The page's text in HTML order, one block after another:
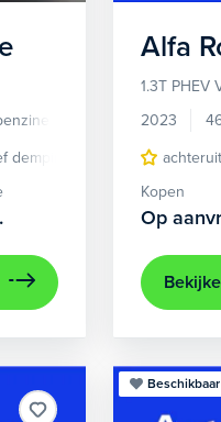
Automaat
demping systeem audio
Alfa
1.3T PHEV
2023
Kopen
Op
Beschikbaar